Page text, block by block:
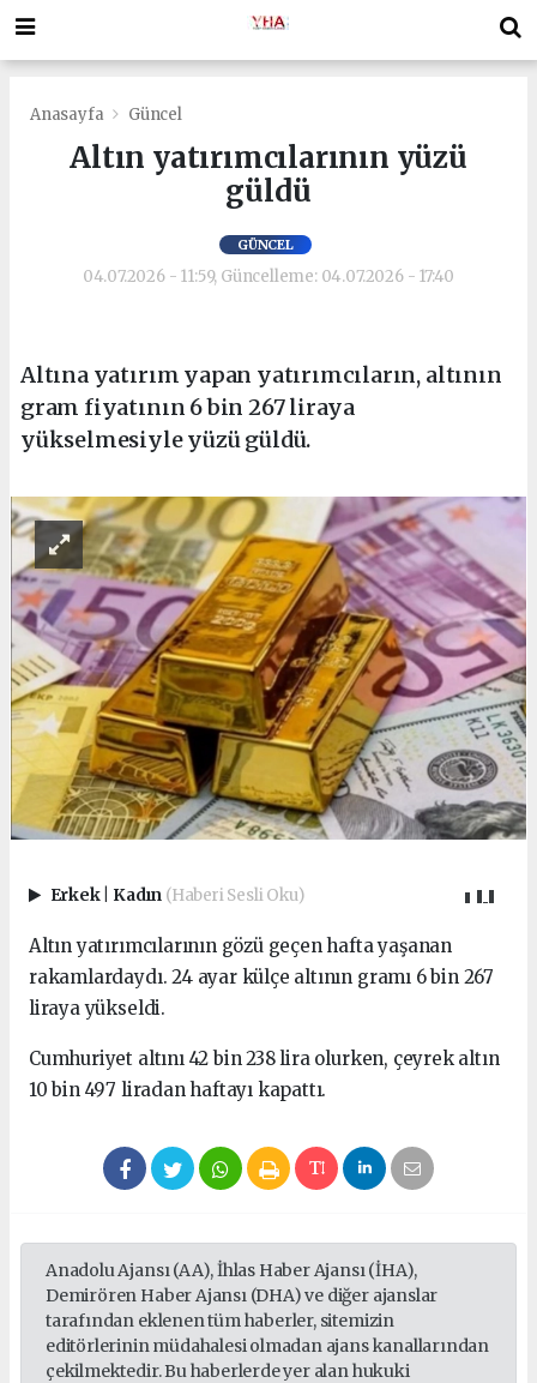
Anasayfa Güncel
Altın yatırımcılarının yüzü
güldü
GÜNCEL
04.07.2026 - 11:59, Güncelleme: 04.07.2026 - 17:40
Altına yatırım yapan yatırımcıların, altının
gram fiyatının 6 bin 267 liraya
yükselmesiyle yüzü güldü.
Erkek Kadın (Haberi Sesli Oku)
Altın yatırımcılarının gözü geçen hafta yaşanan
rakamlardaydı. 24 ayar külçe altının gramı 6 bin 267
liraya yükseldi.
Cumhuriyet altını 42 bin 238 lira olurken, çeyrek altın
10 bin 497 liradan haftayı kapattı.
Anadolu Ajansı (AA), İhlas Haber Ajansı (İHA),
Demirören Haber Ajansı (DHA) ve diğer ajanslar
tarafından eklenen tüm haberler, sitemizin
editörlerinin müdahalesi olmadan ajans kanallarından
çekilmektedir. Bu haberlerde yer alan hukuki